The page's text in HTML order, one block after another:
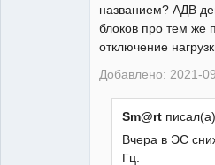
названием? АДВ
блоков про тем же
отключение
Добавлено: 2021-
Sm@rt писал(а)
Вчера в ЭС
Гц.